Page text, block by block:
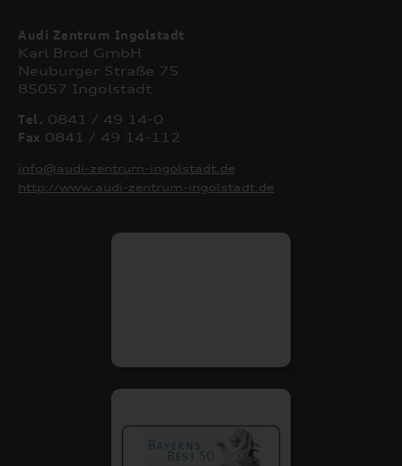
Audi Zentrum Ingolstadt
Karl Brod GmbH
Neuburger Straße 75
85057 Ingolstadt
Tel. 0841 / 49 14-0
Fax 0841 / 49 14-112
info@audi-zentrum-ingolstadt.de
http://www.audi-zentrum-ingolstadt.de